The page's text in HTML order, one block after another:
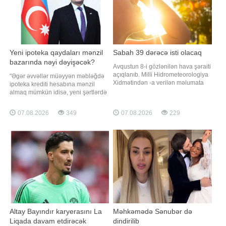
Yeni ipoteka qaydaları mənzil
bazarında nəyi dəyişəcək?
"Əgər əvvəllər müəyyən məbləğdə
ipoteka krediti hesabına mənzil
almaq mümkün idisə, yeni şərtlərdə
olunacaq. Bu isə xüsusilə orta gəlirli
və ilk dəfə mənzil almaq istəyən
çətinləşdirəcək". Bunu BİG.AZ-a
açıqlamasında əmlak məsələlər
07.08.2026 349
Sabah 39 dərəcə isti olacaq
Avqustun 8-i gözlənilən hava şəraiti
açıqlanıb. Milli Hidrometeorologiya
Xidmətindən -a verilən məlumata
Şimal-qərb küləyi gündüz cənub-
Havanın temperaturu gecə 22-25
isti, gündüz 31-3
07.08.2026 229
Altay Bayındır karyerasını La
Liqada davam etdirəcək
Məhkəmədə Sənubər də
dindirilib